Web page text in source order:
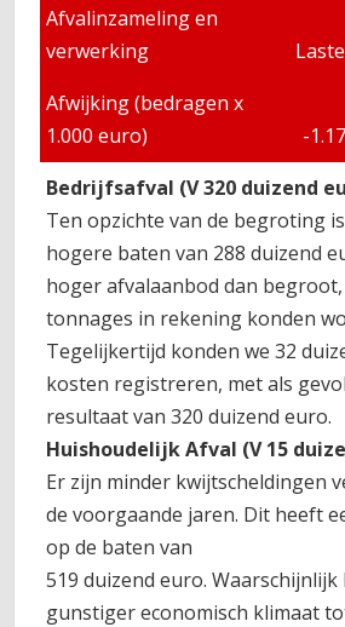
Afvalinzameling en
verwerking
Afwijking (bedragen x
1.000 euro)
-
Bedrijfsafval (V 320 duizend
Ten opzichte van de begroting
hogere baten van 288 duizend
hoger afvalaanbod dan
tonnages in rekening konden
Tegelijkertijd konden we 32
kosten registreren, met als
resultaat van 320 duizend euro.
Huishoudelijk Afval (V 15
Er zijn minder kwijtscheldingen
de voorgaande jaren. Dit heeft
op de baten van
519 duizend euro. Waarschijnlijk
gunstiger economisch klimaat